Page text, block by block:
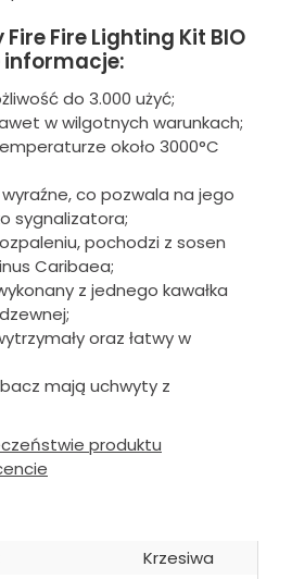
Fire Lighting Kit BIO
informacje:
do 3.000 użyć;
w wilgotnych warunkach;
około 3000°C
co pozwala na jego
sygnalizatora;
pochodzi z sosen
Caribaea;
z jednego kawałka
oraz łatwy w
mają uchwyty z
produktu
Krzesiwa